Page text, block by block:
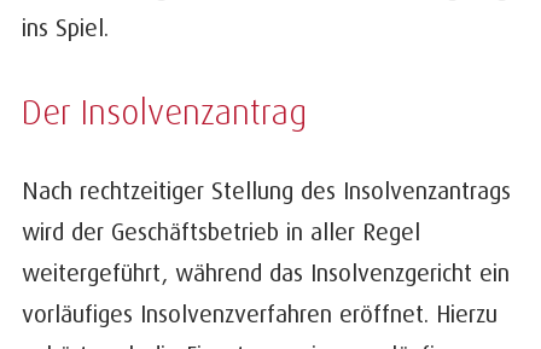
ins Spiel.
Der Insolvenzantrag
Nach rechtzeitiger Stellung des Insolvenzantrags
wird der Geschäftsbetrieb in aller Regel
weitergeführt, während das Insolvenzgericht ein
vorläufiges Insolvenzverfahren eröffnet. Hierzu